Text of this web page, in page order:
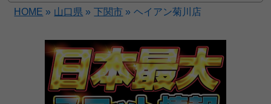
HOME » 山口県 » 下関市 » ヘイアン菊川店